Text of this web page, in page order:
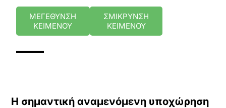
ΜΕΓΕΘΥΝΣΗ
ΚΕΙΜΕΝΟΥ
ΣΜΙΚΡΥΝΣΗ
ΚΕΙΜΕΝΟΥ
Η σημαντική αναμενόμενη υποχώρηση